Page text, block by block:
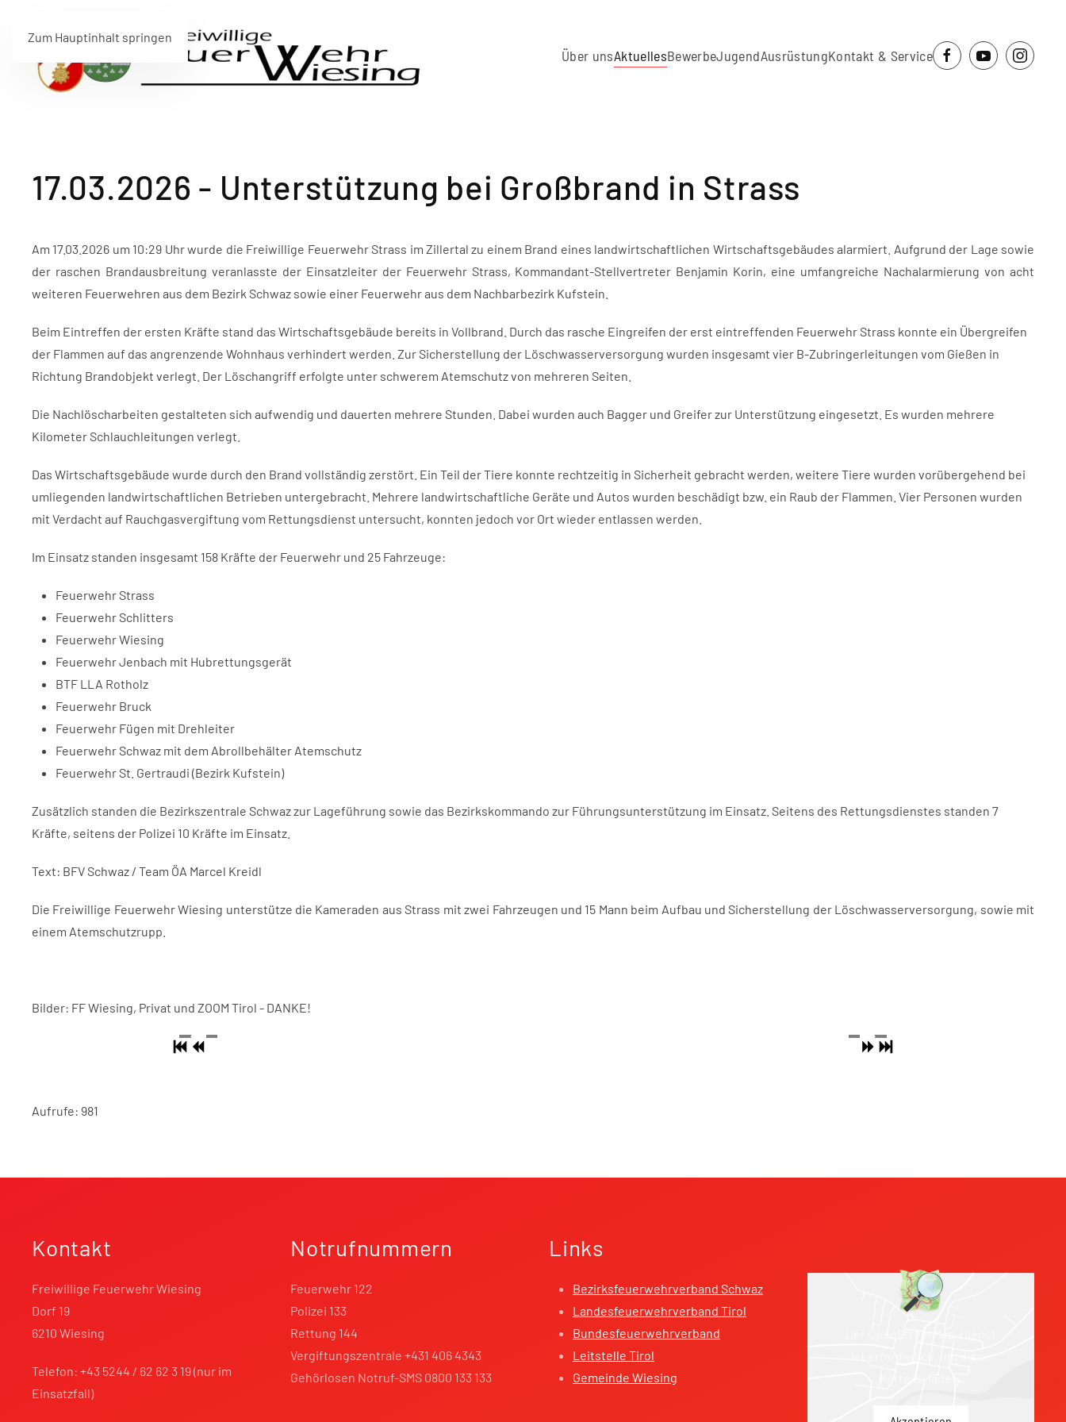
Zum Hauptinhalt springen
Über unsAktuellesBewerbeJugendAusrüstungKontakt & Service
17.03.2026 - Unterstützung bei Großbrand in Strass
Am 17.03.2026 um 10:29 Uhr wurde die Freiwillige Feuerwehr Strass im Zillertal zu einem Brand eines landwirtschaftlichen Wirtschaftsgebäudes alarmiert. Aufgrund der Lage sowie
der raschen Brandausbreitung veranlasste der Einsatzleiter der Feuerwehr Strass, Kommandant-Stellvertreter Benjamin Korin, eine umfangreiche Nachalarmierung von acht
weiteren Feuerwehren aus dem Bezirk Schwaz sowie einer Feuerwehr aus dem Nachbarbezirk Kufstein.
Beim Eintreffen der ersten Kräfte stand das Wirtschaftsgebäude bereits in Vollbrand. Durch das rasche Eingreifen der erst eintreffenden Feuerwehr Strass konnte ein Übergreifen
der Flammen auf das angrenzende Wohnhaus verhindert werden. Zur Sicherstellung der Löschwasserversorgung wurden insgesamt vier B-Zubringerleitungen vom Gießen in
Richtung Brandobjekt verlegt. Der Löschangriff erfolgte unter schwerem Atemschutz von mehreren Seiten.
Die Nachlöscharbeiten gestalteten sich aufwendig und dauerten mehrere Stunden. Dabei wurden auch Bagger und Greifer zur Unterstützung eingesetzt. Es wurden mehrere
Kilometer Schlauchleitungen verlegt.
Das Wirtschaftsgebäude wurde durch den Brand vollständig zerstört. Ein Teil der Tiere konnte rechtzeitig in Sicherheit gebracht werden, weitere Tiere wurden vorübergehend bei
umliegenden landwirtschaftlichen Betrieben untergebracht. Mehrere landwirtschaftliche Geräte und Autos wurden beschädigt bzw. ein Raub der Flammen. Vier Personen wurden
mit Verdacht auf Rauchgasvergiftung vom Rettungsdienst untersucht, konnten jedoch vor Ort wieder entlassen werden.
Im Einsatz standen insgesamt 158 Kräfte der Feuerwehr und 25 Fahrzeuge:
Feuerwehr Strass
Feuerwehr Schlitters
Feuerwehr Wiesing
Feuerwehr Jenbach mit Hubrettungsgerät
BTF LLA Rotholz
Feuerwehr Bruck
Feuerwehr Fügen mit Drehleiter
Feuerwehr Schwaz mit dem Abrollbehälter Atemschutz
Feuerwehr St. Gertraudi (Bezirk Kufstein)
Zusätzlich standen die Bezirkszentrale Schwaz zur Lageführung sowie das Bezirkskommando zur Führungsunterstützung im Einsatz. Seitens des Rettungsdienstes standen 7
Kräfte, seitens der Polizei 10 Kräfte im Einsatz.
Text: BFV Schwaz / Team ÖA Marcel Kreidl
Die Freiwillige Feuerwehr Wiesing unterstütze die Kameraden aus Strass mit zwei Fahrzeugen und 15 Mann beim Aufbau und Sicherstellung der Löschwasserversorgung, sowie mit
einem Atemschutzrupp.
Bilder: FF Wiesing, Privat und ZOOM Tirol - DANKE!
Aufrufe: 981
Kontakt
Freiwillige Feuerwehr Wiesing
Dorf 19
6210 Wiesing
Telefon: +43 5244 / 62 62 3 19 (nur im
Einsatzfall)
Notrufnummern
Feuerwehr 122
Polizei 133
Rettung 144
Vergiftungszentrale +431 406 4343
Gehörlosen Notruf-SMS 0800 133 133
Links
Bezirksfeuerwehrverband Schwaz
Landesfeuerwehrverband Tirol
Bundesfeuerwehrverband
Leitstelle Tirol
Gemeinde Wiesing